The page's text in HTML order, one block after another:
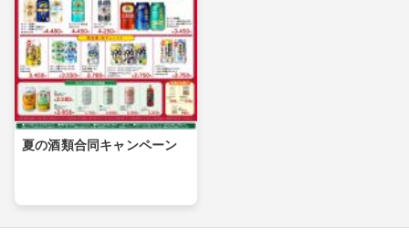
夏の酒類合同キャンペーン